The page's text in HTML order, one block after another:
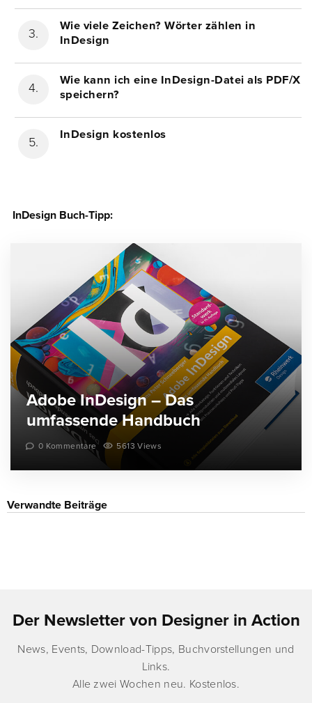
Wie viele Zeichen? Wörter zählen in
InDesign
Wie kann ich eine InDesign-Datei als PDF/X
speichern?
InDesign kostenlos
InDesign Buch-Tipp:
Adobe InDesign – Das
umfassende Handbuch
0 Kommentare 5613 Views
Verwandte Beiträge
Der Newsletter von Designer in Action
News, Events, Download-Tipps, Buchvorstellungen und
Links.
Alle zwei Wochen neu. Kostenlos.